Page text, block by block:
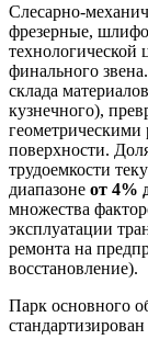
Слесарно-
фрезерные,
технологической
финального
склада
кузнечного),
геометрическими
поверхности.
трудоемкости
диапазоне от 4%
множества
эксплуатации
ремонта на
восстановление).
Парк основного